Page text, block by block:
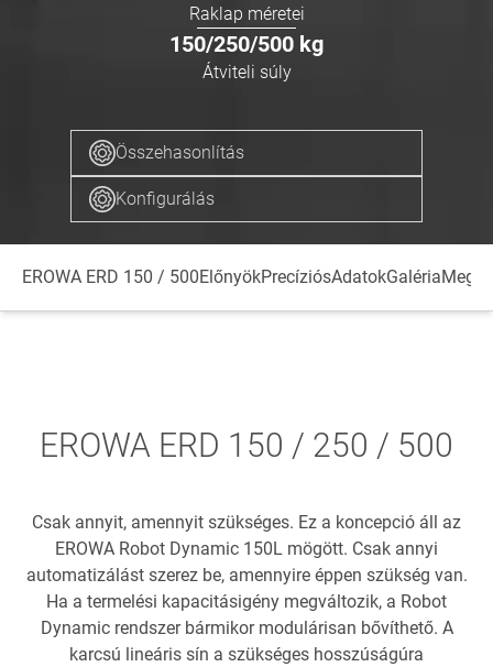
Raklap méretei
150/250/500 kg
Átviteli súly
Összehasonlítás
Konfigurálás
EROWA ERD 150 / 500ElőnyökPrecíziósAdatokGaléria
EROWA ERD 150 / 250 / 500
Csak annyit, amennyit szükséges. Ez a koncepció áll az
EROWA Robot Dynamic 150L mögött. Csak annyi
automatizálást szerez be, amennyire éppen szükség van.
Ha a termelési kapacitásigény megváltozik, a Robot
Dynamic rendszer bármikor modulárisan bővíthető. A
karcsú lineáris sín a szükséges hosszúságúra